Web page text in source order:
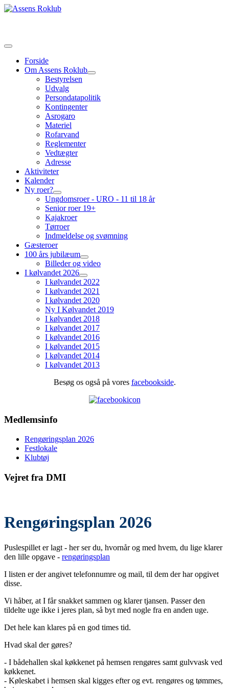
Forside
Om Assens Roklub
Bestyrelsen
Udvalg
Persondatapolitik
Kontingenter
Asrogaro
Materiel
Rofarvand
Reglementer
Vedtægter
Adresse
Aktiviteter
Kalender
Ny roer?
Ungdomsroer - URO - 11 til 18 år
Senior roer 19+
Kajakroer
Tørroer
Indmeldelse og svømning
Gæsteroer
100 års jubilæum
Billeder og video
I kølvandet 2026
I kølvandet 2022
I kølvandet 2021
I kølvandet 2020
Ny I Kølvandet 2019
I kølvandet 2018
I kølvandet 2017
I kølvandet 2016
I kølvandet 2015
I kølvandet 2014
I kølvandet 2013
Besøg os også på vores facebookside.
Medlemsinfo
Rengøringsplan 2026
Festlokale
Klubtøj
Vejret fra DMI
Rengøringsplan 2026
Puslespillet er lagt - her ser du, hvornår og med hvem, du lige klarer
den lille opgave - rengøringsplan
I listen er der angivet telefonnumre og mail, til dem der har opgivet
disse.
Vi håber, at I får snakket sammen og klarer tjansen. Passer den
tildelte uge ikke i jeres plan, så byt med nogle fra en anden uge.
Det hele kan klares på en god times tid.
Hvad skal der gøres?
- I bådehallen skal køkkenet på hemsen rengøres samt gulvvask ved
køkkenet.
- Køleskabet i hemsen skal kigges efter og evt. rengøres og tømmes,